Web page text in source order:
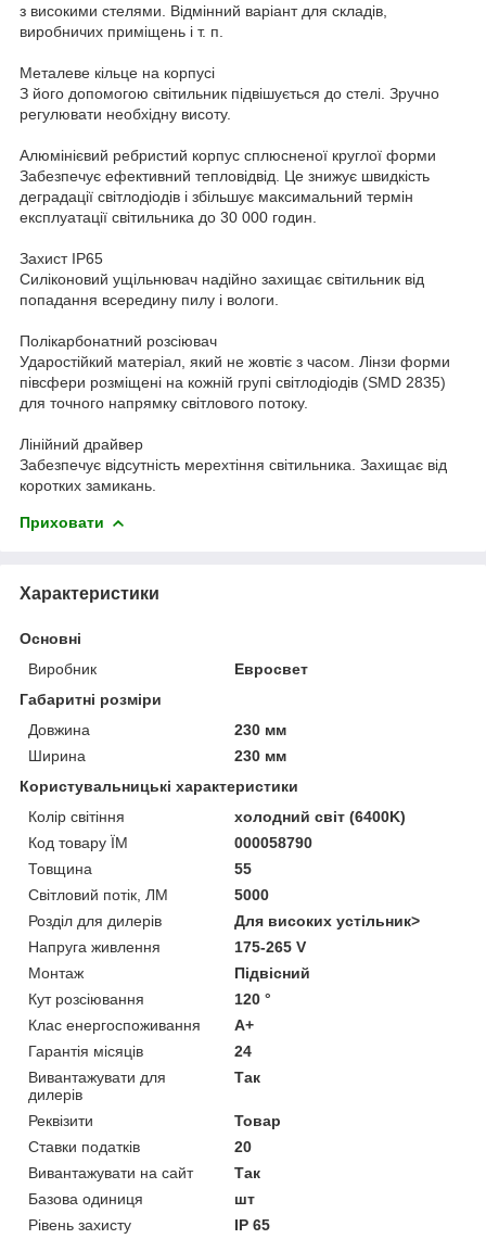
з високими стелями. Відмінний варіант для складів,
виробничих приміщень і т. п.
Металеве кільце на корпусі
З його допомогою світильник підвішується до стелі. Зручно
регулювати необхідну висоту.
Алюмінієвий ребристий корпус сплюсненої круглої форми
Забезпечує ефективний тепловідвід. Це знижує швидкість
деградації світлодіодів і збільшує максимальний термін
експлуатації світильника до 30 000 годин.
Захист IP65
Силіконовий ущільнювач надійно захищає світильник від
попадання всередину пилу і вологи.
Полікарбонатний розсіювач
Ударостійкий матеріал, який не жовтіє з часом. Лінзи форми
півсфери розміщені на кожній групі світлодіодів (SMD 2835)
для точного напрямку світлового потоку.
Лінійний драйвер
Забезпечує відсутність мерехтіння світильника. Захищає від
коротких замикань.
Приховати
Характеристики
Основні
Виробник
Евросвет
Габаритні розміри
Довжина
230 мм
Ширина
230 мм
Користувальницькі характеристики
Колір світіння
холодний світ (6400K)
Код товару ЇМ
000058790
Товщина
55
Світловий потік, ЛМ
5000
Розділ для дилерів
Для високих устільник>
Напруга живлення
175-265 V
Монтаж
Підвісний
Кут розсіювання
120 °
Клас енергоспоживання
A+
Гарантія місяців
24
Вивантажувати для
дилерів
Так
Реквізити
Товар
Ставки податків
20
Вивантажувати на сайт
Так
Базова одиниця
шт
Рівень захисту
IP 65